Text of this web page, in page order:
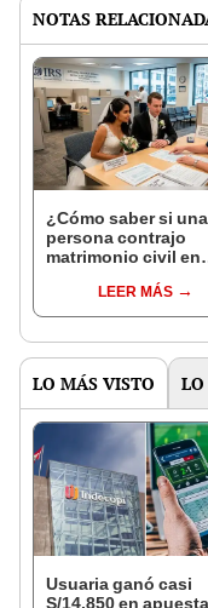
NOTAS
¿Cómo saber si una
persona contrajo
matrimonio civil en
LEER MÁS
LO MÁS VISTO
Usuaria ganó casi
S/14.850 en